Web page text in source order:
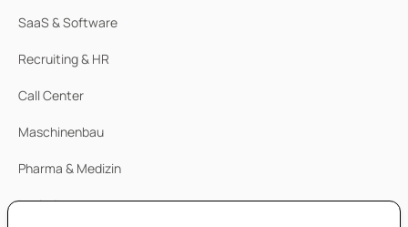
SaaS & Software
Recruiting & HR
Call Center
Maschinenbau
Pharma & Medizin
Logistik